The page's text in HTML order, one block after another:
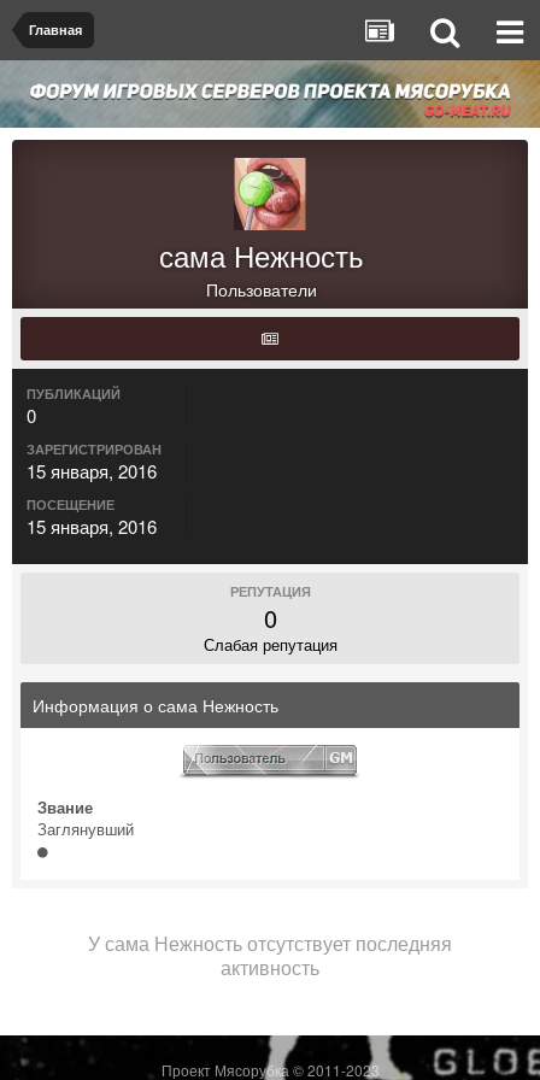
Главная
сама Нежность
Пользователи
ПУБЛИКАЦИЙ
0
ЗАРЕГИСТРИРОВАН
15 января, 2016
ПОСЕЩЕНИЕ
15 января, 2016
РЕПУТАЦИЯ
0
Слабая репутация
Информация о сама Нежность
Звание
Заглянувший
У сама Нежность отсутствует последняя
активность
Проект Мясорубка © 2011-2023